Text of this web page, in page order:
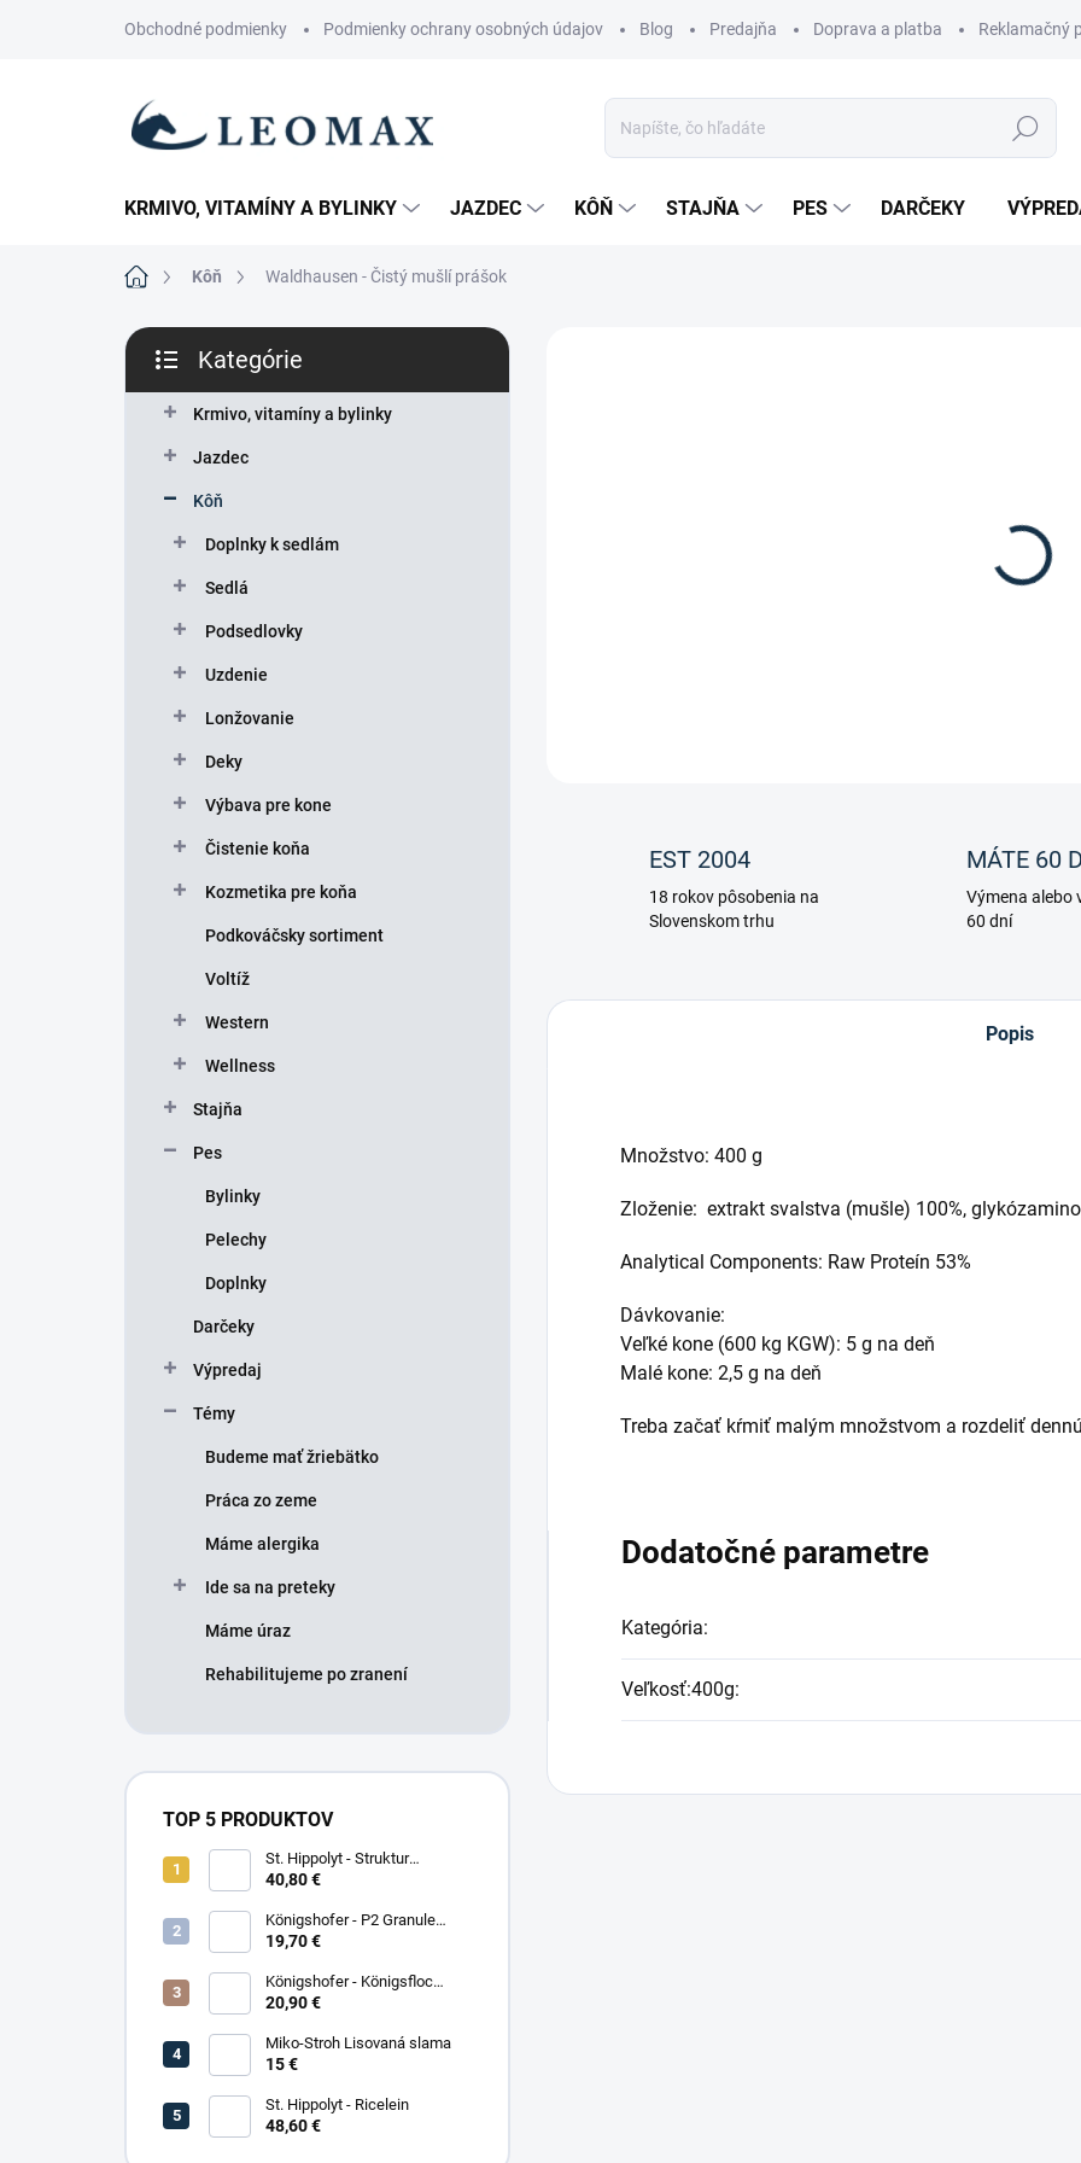
Obchodné podmienky Podmienky ochrany osobných údajov Blog Predajňa Doprava a platba Reklamačný
Hľadať
KRMIVO, VITAMÍNY A BYLINKY JAZDEC KÔŇ STAJŇA PES DARČEKY
DomovKôň Waldhausen - Čistý mušlí prášok
B
č
kategórie
Kategórie
Krmivo, vitamíny a bylinky
Jazdec
Kôň
Doplnky k sedlám
Sedlá
Podsedlovky
Uzdenie
Lonžovanie
Deky
Výbava pre kone
Čistenie koňa
Kozmetika pre koňa
Podkováčsky sortiment
Voltíž
Western
Wellness
Stajňa
Pes
Bylinky
Pelechy
Doplnky
Darčeky
Výpredaj
Témy
Budeme mať žriebätko
Práca zo zeme
Máme alergika
Ide sa na preteky
Máme úraz
Rehabilitujeme po zranení
TOP 5 PRODUKTOV
St. Hippolyt - Struktur
Energetikum
40,80 €
Königshofer - P2 Granule
Freizeit
19,70 €
Königshofer - Königsfloc
základne musli
20,90 €
Miko-Stroh Lisovaná slama
15 €
St. Hippolyt - Ricelein
48,60 €
EST 2004
18 rokov pôsobenia na
Slovenskom trhu
MÁTE 60
Výmena alebo
60 dní
Popis
Množstvo: 400 g
Zloženie: extrakt svalstva (mušle) 100%,
Analytical Components: Raw Proteín 53%
Dávkovanie:
Veľké kone (600 kg KGW): 5 g na deň
Malé kone: 2,5 g na deň
Treba začať kŕmiť malým množstvom a rozdeliť
Dodatočné parametre
Kategória:
Veľkosť:400g: